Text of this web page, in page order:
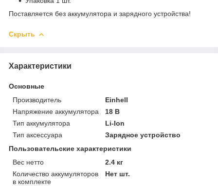
Поставляется без аккумулятора и зарядного устройства!
Скрыть
Характеристики
Основные
Производитель
Einhell
Напряжение аккумулятора
18 В
Тип аккумулятора
Li-Ion
Тип аксессуара
Зарядное устройство
Пользовательские характеристики
Вес нетто
2.4 кг
Количество аккумуляторов
в комплекте
Нет шт.